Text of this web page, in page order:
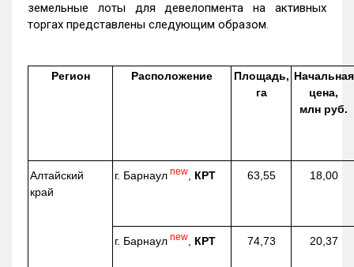
земельные лоты для девелопмента на активных
торгах представлены следующим образом.
Регион Расположение
Площадь,
га
Начальная
цена,
млн руб.
Алтайский
край
г. Барнаул new КРТ 63,55 18,00
г. Барнаул new КРТ 74,73 20,37